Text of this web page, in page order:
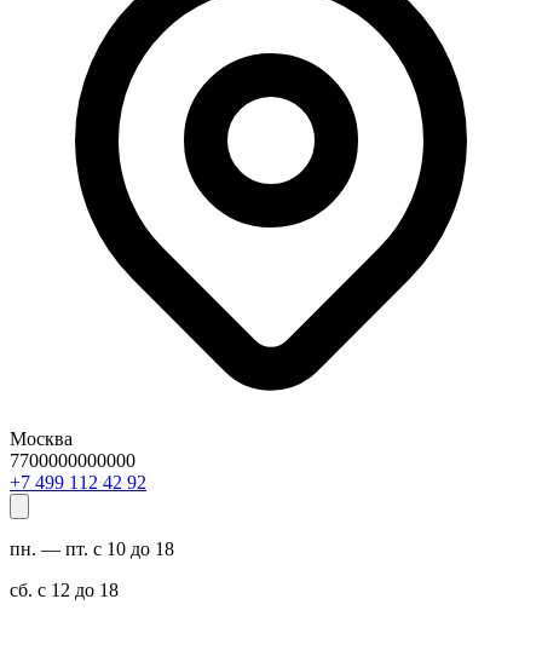
Москва
7700000000000
29 24 211 994 7+
пн. — пт. с 10 до 18
сб. с 12 до 18